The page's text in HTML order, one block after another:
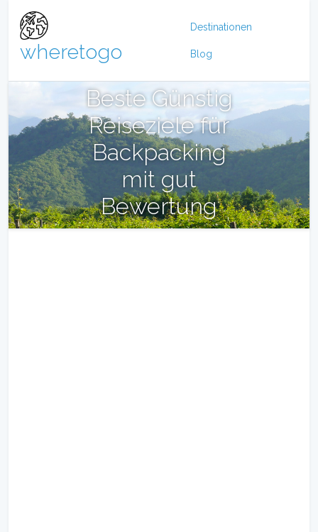
wheretogo
Destinationen
Blog
Beste Günstig
Reiseziele für
Backpacking
mit gut
Bewertung